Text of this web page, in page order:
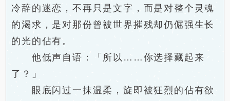
冷辞的迷恋，不再只是文字，而是对整个灵魂
的渴求，是对那份曾被世界摧残却仍倔强生长
的光的佔有。
他低声自语：「所以……你选择藏起来
了？」
眼底闪过一抹温柔，旋即被狂烈的佔有欲